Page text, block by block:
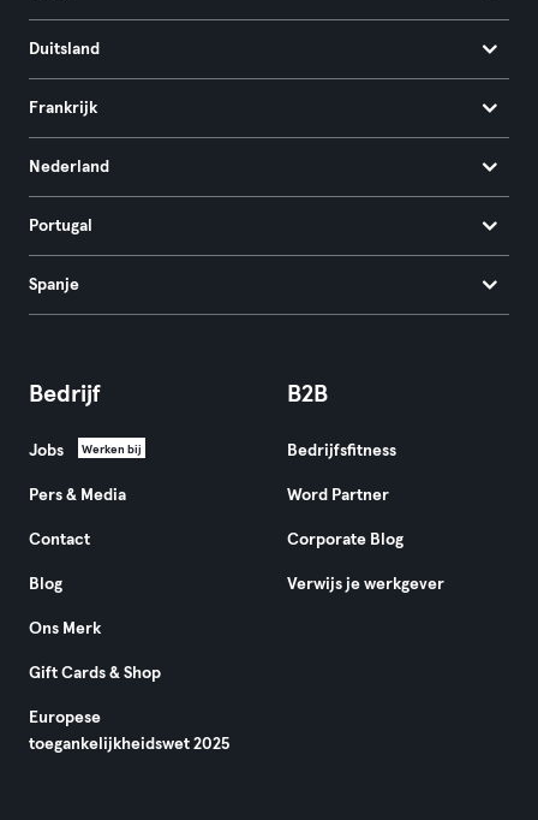
Duitsland
Frankrijk
Nederland
Portugal
Spanje
Bedrijf
Jobs Werken bij
Pers & Media
Contact
Blog
Ons Merk
Gift Cards & Shop
Europese
toegankelijkheidswet 2025
B2B
Bedrijfsfitness
Word Partner
Corporate Blog
Verwijs je werkgever